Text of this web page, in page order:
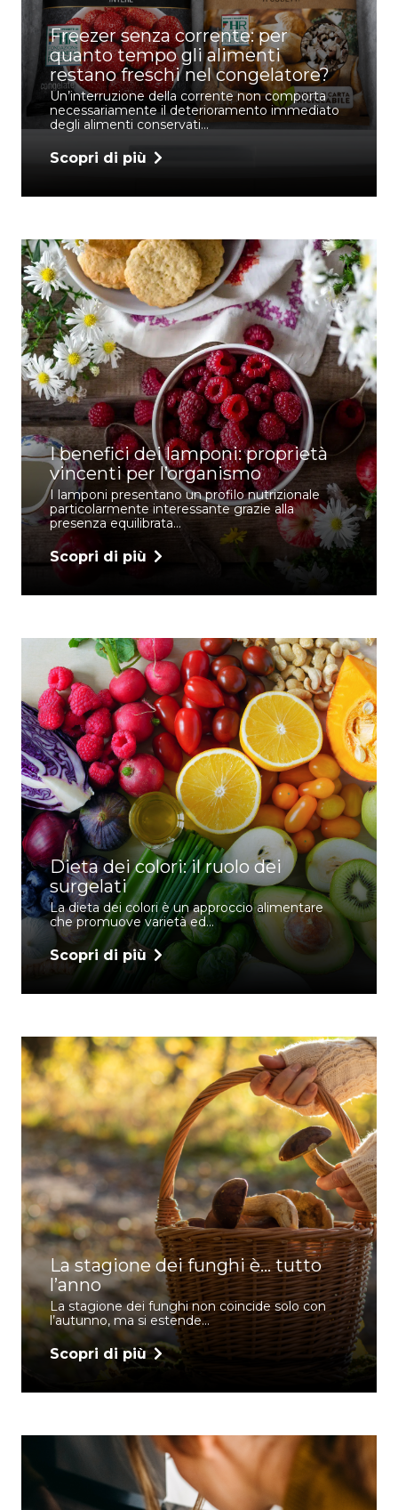
Freezer senza corrente: per
quanto tempo gli alimenti
restano freschi nel congelatore?
Un’interruzione della corrente non comporta
necessariamente il deterioramento immediato
degli alimenti conservati…
Scopri di più
I benefici dei lamponi: proprietà
vincenti per l’organismo
I lamponi presentano un profilo nutrizionale
particolarmente interessante grazie alla
presenza equilibrata…
Scopri di più
Dieta dei colori: il ruolo dei
surgelati
La dieta dei colori è un approccio alimentare
che promuove varietà ed…
Scopri di più
La stagione dei funghi è… tutto
l’anno
La stagione dei funghi non coincide solo con
l’autunno, ma si estende…
Scopri di più